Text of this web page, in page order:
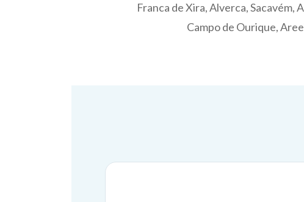
Franca de Xira, Alverca, Sacavém,
Campo de Ourique,